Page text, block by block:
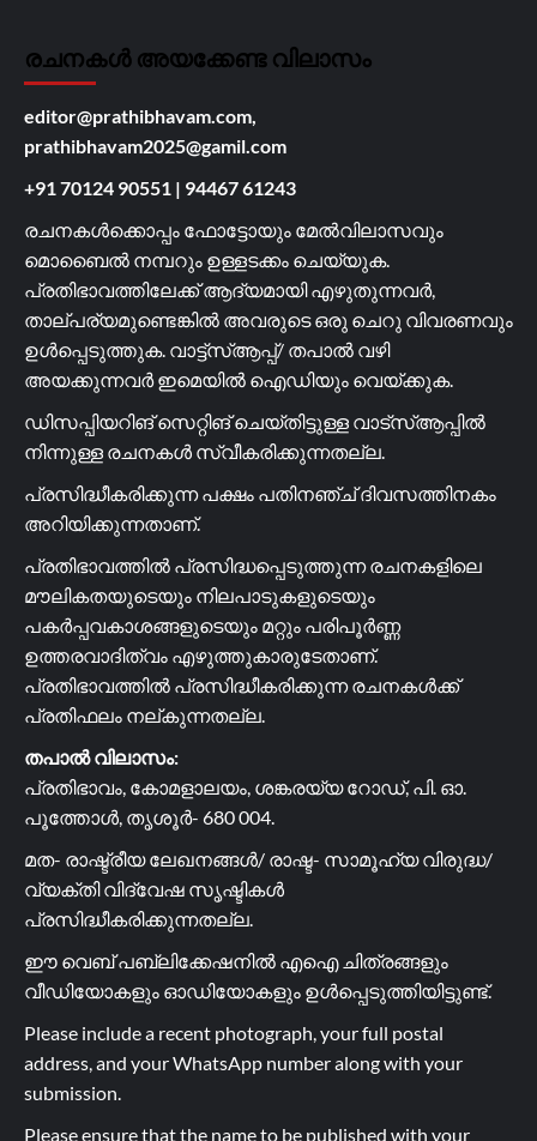
രചനകൾ അയക്കേണ്ട വിലാസം
editor@prathibhavam.com,
prathibhavam2025@gamil.com
+91 70124 90551 | 94467 61243
രചനകൾക്കൊപ്പം ഫോട്ടോയും മേൽവിലാസവും
മൊബൈൽ നമ്പറും ഉള്ളടക്കം ചെയ്യുക.
പ്രതിഭാവത്തിലേക്ക് ആദ്യമായി എഴുതുന്നവർ,
താല്പര്യമുണ്ടെങ്കിൽ അവരുടെ ഒരു ചെറു വിവരണവും
ഉൾപ്പെടുത്തുക. വാട്ട്സ്ആപ്പ്/ തപാൽ വഴി
അയക്കുന്നവർ ഇമെയിൽ ഐഡിയും വെയ്ക്കുക.
ഡിസപ്പിയറിങ് സെറ്റിങ് ചെയ്തിട്ടുള്ള വാട്സ്ആപ്പിൽ
നിന്നുള്ള രചനകൾ സ്വീകരിക്കുന്നതല്ല.
പ്രസിദ്ധീകരിക്കുന്ന പക്ഷം പതിനഞ്ച് ദിവസത്തിനകം
അറിയിക്കുന്നതാണ്.
പ്രതിഭാവത്തിൽ പ്രസിദ്ധപ്പെടുത്തുന്ന രചനകളിലെ
മൗലികതയുടെയും നിലപാടുകളുടെയും
പകർപ്പവകാശങ്ങളുടെയും മറ്റും പരിപൂർണ്ണ
ഉത്തരവാദിത്വം എഴുത്തുകാരുടേതാണ്.
പ്രതിഭാവത്തിൽ പ്രസിദ്ധീകരിക്കുന്ന രചനകൾക്ക്
പ്രതിഫലം നല്കുന്നതല്ല.
തപാൽ വിലാസം:
പ്രതിഭാവം, കോമളാലയം, ശങ്കരയ്യ റോഡ്, പി. ഓ.
പൂത്തോൾ, തൃശൂർ- 680 004.
മത- രാഷ്ട്രീയ ലേഖനങ്ങൾ/ രാഷ്ട- സാമൂഹ്യ വിരുദ്ധ/
വ്യക്തി വിദ്വേഷ സൃഷ്ടികൾ
പ്രസിദ്ധീകരിക്കുന്നതല്ല.
ഈ വെബ് പബ്ലിക്കേഷനിൽ എഐ ചിത്രങ്ങളും
വീഡിയോകളും ഓഡിയോകളും ഉൾപ്പെടുത്തിയിട്ടുണ്ട്.
Please include a recent photograph, your full postal
address, and your WhatsApp number along with your
submission.
Please ensure that the name to be published with your